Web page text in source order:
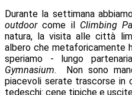
Durante la settimana
outdoorcome il Climbing
natura, la visita alle città
albero che metaforicamente
speriamo - lungo
Gymnasium. Non sono
piacevoli serate trascorse in
tedeschi: cene tipiche e